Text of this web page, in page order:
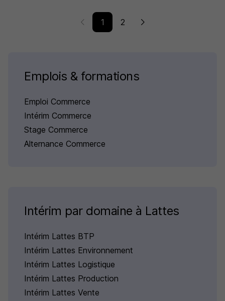
1 2
Emplois & formations
Emploi Commerce
Intérim Commerce
Stage Commerce
Alternance Commerce
Intérim par domaine à Lattes
Intérim Lattes BTP
Intérim Lattes Environnement
Intérim Lattes Logistique
Intérim Lattes Production
Intérim Lattes Vente